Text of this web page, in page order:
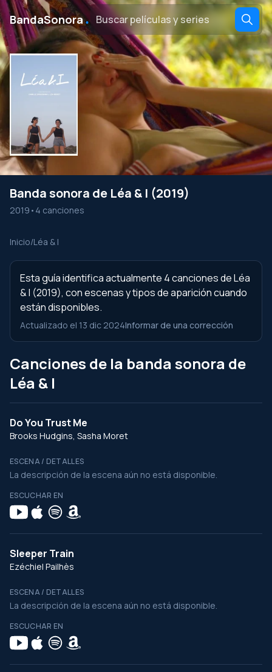
BandaSonora․
Banda sonora de Léa & I (2019)
2019 • 4 canciones
Inicio/Léa & I
Esta guía identifica actualmente 4 canciones de Léa
& I (2019), con escenas y tipos de aparición cuando
están disponibles.
Actualizado el 13 dic 2024Informar de una corrección
Canciones de la banda sonora de
Léa & I
Do You Trust Me
Brooks Hudgins, Sasha Moret
ESCENA / DETALLES
La descripción de la escena aún no está disponible.
ESCUCHAR EN
Sleeper Train
Ezéchiel Pailhès
ESCENA / DETALLES
La descripción de la escena aún no está disponible.
ESCUCHAR EN